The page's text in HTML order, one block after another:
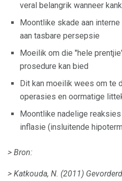
veral belangrik wanneer
Moontlike skade aan
aan tasbare persepsie
Moeilik om die "hele
prosedure kan bied
Dit kan moeilik wees om te
operasies en oormatige
Moontlike nadelige
inflasie (insluitende
> Bron:
> Katkouda, N. (2011)